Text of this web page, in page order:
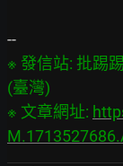
※ 發信站: 批踢
(臺灣)
※ 文章網址: